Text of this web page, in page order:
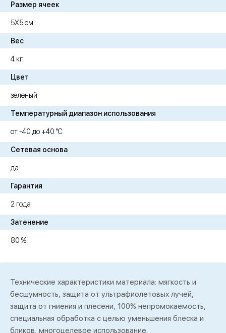
Размер ячеек
5Х5 см
Вес
4 кг
Цвет
зеленый
Температурный диапазон использования
от -40 до +40 °C
Сетевая основа
да
Гарантия
2 года
Затенение
80 %
Технические характеристики материала: мягкость и
бесшумность, защита от ультрафиолетовых лучей,
защита от гниения и плесени, 100% непромокаемость,
специальная обработка с целью уменьшения блеска и
бликов, многоцелевое использование.